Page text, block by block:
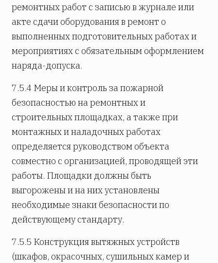
ремонтных работ с записью в журнале или
акте сдачи оборудования в ремонт о
выполненных подготовительных работах и
мероприятиях с обязательным оформлением
наряда-допуска.
7.5.4 Меры и контроль за пожарной
безопасностью на ремонтных и
строительных площадках, а также при
монтажных и наладочных работах
определяется руководством объекта
совместно с организацией, проводящей эти
работы. Площадки должны быть
выгорожены и на них установлены
необходимые знаки безопасности по
действующему стандарту.
7.5.5 Конструкция вытяжных устройств
(шкафов, окрасочных, сушильных камер и